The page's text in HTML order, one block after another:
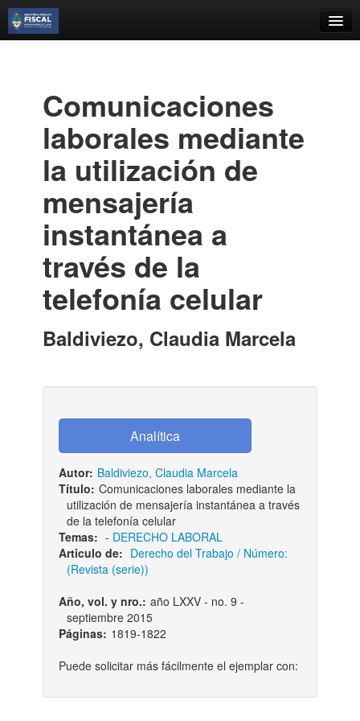
Estantes Virtuales
Contacto
Iniciar sesión
Comunicaciones
laborales mediante
la utilización de
mensajería
instantánea a
través de la
telefonía celular
Baldiviezo, Claudia Marcela
Autor: Baldiviezo, Claudia Marcela
Título: Comunicaciones laborales mediante la
utilización de mensajería instantánea a través
de la telefonía celular
Temas: - DERECHO LABORAL
Articulo de: Derecho del Trabajo / Número:
(Revista (serie))
Año, vol. y nro.: año LXXV - no. 9 -
septiembre 2015
Páginas: 1819-1822
Puede solicitar más fácilmente el ejemplar con: